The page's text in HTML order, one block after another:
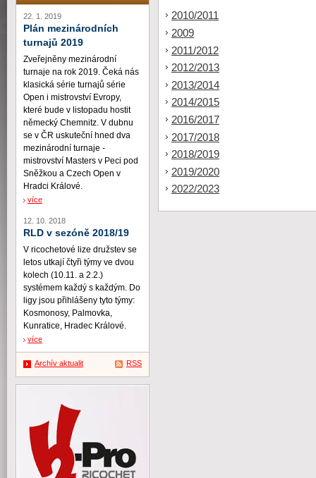
2010/2011
2009
2011/2012
2012/2013
2013/2014
2014/2015
2016/2017
2017/2018
2018/2019
2019/2020
2022/2023
22. 1. 2019
Plán mezinárodních
turnajů 2019
Zveřejněny mezinárodní
turnaje na rok 2019. Čeká nás
klasická série turnajů série
Open i mistrovství Evropy,
které bude v listopadu hostit
německý Chemnitz. V dubnu
se v ČR uskuteční hned dva
mezinárodní turnaje -
mistrovství Masters v Peci pod
Sněžkou a Czech Open v
Hradci Králové.
více
12. 10. 2018
RLD v sezóně 2018/19
V ricochetové lize družstev se
letos utkají čtyři týmy ve dvou
kolech (10.11. a 2.2.)
systémem každý s každým. Do
ligy jsou přihlášeny tyto týmy:
Kosmonosy, Palmovka,
Kunratice, Hradec Králové.
více
Archív aktualit RSS